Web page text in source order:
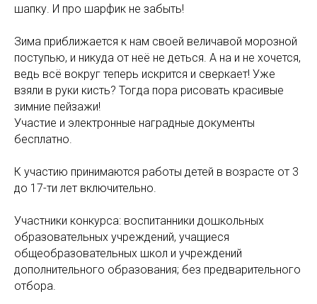
шапку. И про шарфик не забыть!
Зима приближается к нам своей величавой морозной
поступью, и никуда от неё не деться. А на и не хочется,
ведь всё вокруг теперь искрится и сверкает! Уже
взяли в руки кисть? Тогда пора рисовать красивые
зимние пейзажи!
Участие и электронные наградные документы
бесплатно.
К участию принимаются работы детей в возрасте от 3
до 17-ти лет включительно.
Участники конкурса: воспитанники дошкольных
образовательных учреждений, учащиеся
общеобразовательных школ и учреждений
дополнительного образования; без предварительного
отбора.